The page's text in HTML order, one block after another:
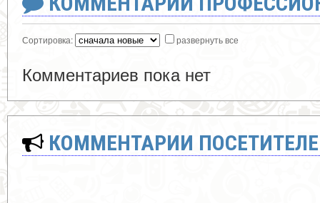
Сортировка: развернуть все
Комментариев пока нет
КОММЕНТАРИИ